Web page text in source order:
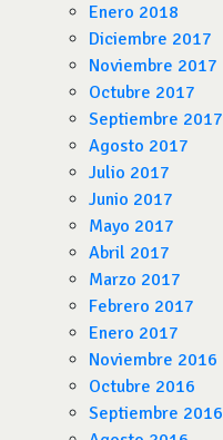
Enero 2018
Diciembre 2017
Noviembre 2017
Octubre 2017
Septiembre 2017
Agosto 2017
Julio 2017
Junio 2017
Mayo 2017
Abril 2017
Marzo 2017
Febrero 2017
Enero 2017
Noviembre 2016
Octubre 2016
Septiembre 2016